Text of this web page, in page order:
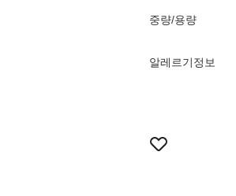
중량/용량
알레르기정보